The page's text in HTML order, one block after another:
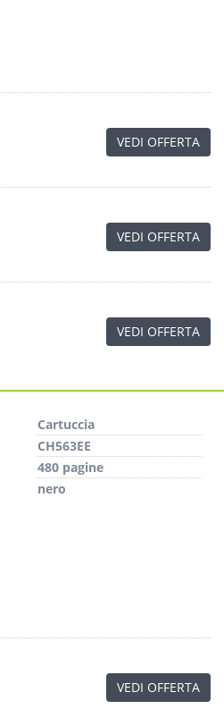
VEDI OFFERTA
VEDI OFFERTA
VEDI OFFERTA
Cartuccia
CH563EE
480 pagine
nero
VEDI OFFERTA